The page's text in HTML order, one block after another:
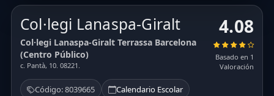
Col·legi Lanaspa-Giralt
Col·legi Lanaspa-Giralt Terrassa Barcelona
(Centro Público)
c. Pantà, 10. 08221.
Código: 8039665 Calendario Escolar
4.08
Basado en 1
Valoración